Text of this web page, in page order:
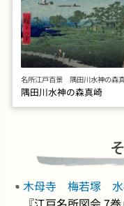
名所江戸百景 隅田川水神の森
隅田川水神の森真崎
木母寺 梅若塚 水